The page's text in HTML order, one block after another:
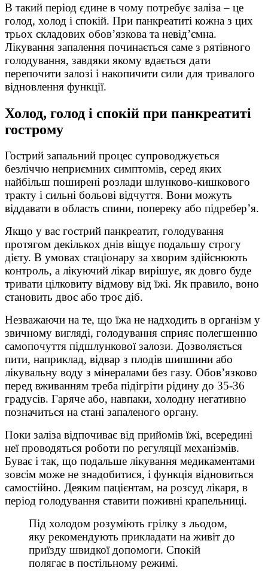
В такий період єдине в чому потребує заліза – це
голод, холод і спокій. При панкреатиті кожна з цих
трьох складових обов’язкова та невід’ємна.
Лікування запалення починається саме з рятівного
голодування, завдяки якому вдається дати
перепочити залозі і накопичити сили для тривалого
відновлення функції.
Холод, голод і спокій при панкреатиті
гострому
Гострий запальний процес супроводжується
безліччю неприємних симптомів, серед яких
найбільш поширені розлади шлунково-кишкового
тракту і сильні больові відчуття. Вони можуть
віддавати в область спини, попереку або підребер’я.
Якщо у вас гострий панкреатит, голодування
протягом декількох днів віщує подальшу строгу
дієту. В умовах стаціонару за хворим здійснюють
контроль, а лікуючий лікар вирішує, як довго буде
тривати цілковиту відмову від їжі. Як правило, воно
становить двоє або троє діб.
Незважаючи на те, що їжа не надходить в організм у
звичному вигляді, голодування сприяє полегшенню
самопочуття підшлункової залози. Дозволяється
пити, наприклад, відвар з плодів шипшини або
лікувальну воду з мінералами без газу. Обов’язково
перед вживанням треба підігріти рідину до 35-36
градусів. Гаряче або, навпаки, холодну негативно
позначиться на стані запаленого органу.
Поки заліза відпочиває від прийомів їжі, всередині
неї проводяться роботи по регуляції механізмів.
Буває і так, що подальше лікування медикаментами
зовсім може не знадобитися, і функція відновиться
самостійно. Деяким пацієнтам, на розсуд лікаря, в
період голодування ставити поживні крапельниці.
Під холодом розуміють грілку з льодом,
яку рекомендують прикладати на живіт до
приїзду швидкої допомоги. Спокій
полягає в постільному режимі.